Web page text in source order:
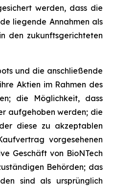
werden, dass die
liegende Annahmen als
den zukunftsgerichteten
und die anschließende
Aktien im Rahmen des
die Möglichkeit, dass
aufgehoben werden; die
diese zu akzeptablen
vorgesehenen
Geschäft von BioNTech
Behörden; das
sind als ursprünglich